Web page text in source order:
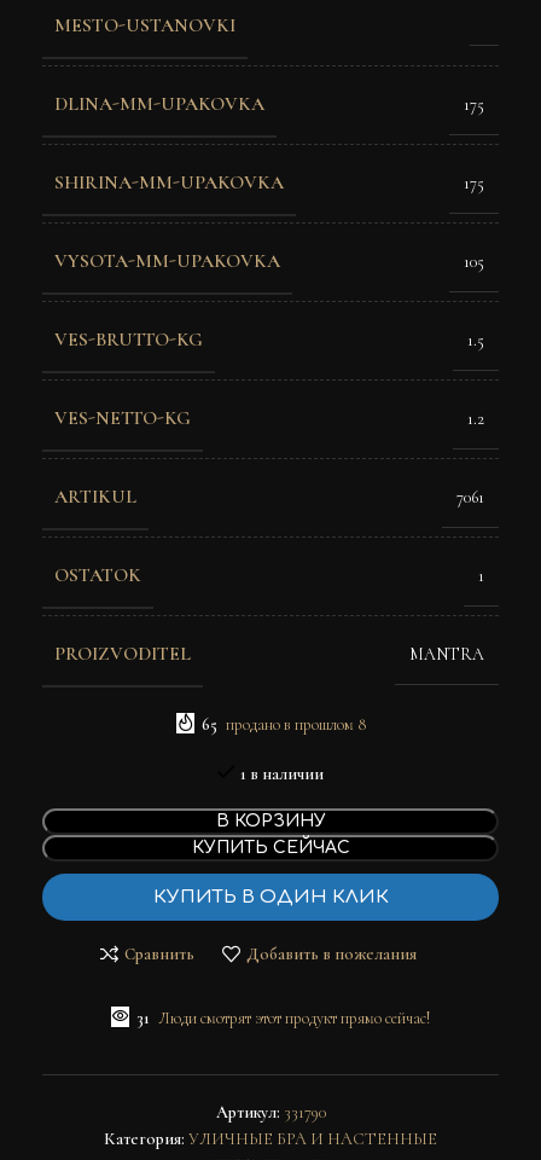
MESTO-USTANOVKI
DLINA-MM-UPAKOVKA 175
SHIRINA-MM-UPAKOVKA 175
VYSOTA-MM-UPAKOVKA 105
VES-BRUTTO-KG 1.5
VES-NETTO-KG 1.2
ARTIKUL 7061
OSTATOK 1
PROIZVODITEL MANTRA
65 продано в прошлом 8
1 в наличии
В КОРЗИНУ
КУПИТЬ СЕЙЧАС
КУПИТЬ В ОДИН КЛИК
Сравнить Добавить в пожелания
31 Люди смотрят этот продукт прямо сейчас!
Артикул: 331790
Категория: УЛИЧНЫЕ БРА И НАСТЕННЫЕ